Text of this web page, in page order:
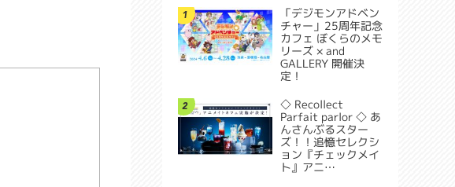
1
「デジモンアドベン
チャー」25周年記念
カフェ ぼくらのメモ
リーズ × and
GALLERY 開催決
定！
2
◇ Recollect
Parfait parlor ◇ あ
んさんぶるスター
ズ！！追憶セレクシ
ョン『チェックメイ
ト』アニ…